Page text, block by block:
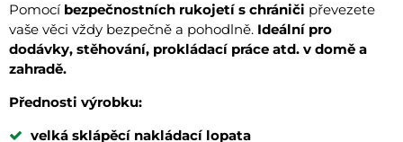
Pomocí bezpečnostních rukojetí s chrániči převezete
vaše věci vždy bezpečně a pohodlně. Ideální pro
dodávky, stěhování, prokládací práce atd. v domě a
zahradě.
Přednosti výrobku:
velká sklápěcí nakládací lopata